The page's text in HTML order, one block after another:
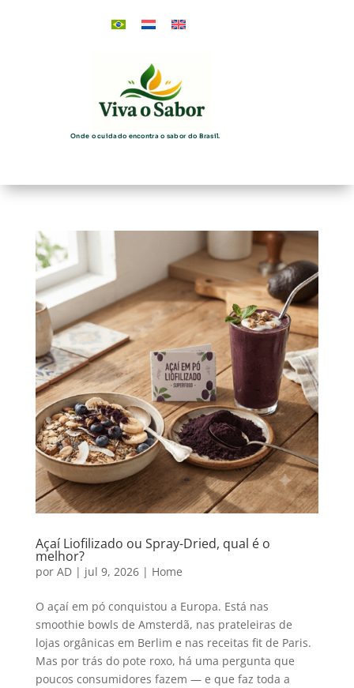
Onde o cuidado encontra o sabor do Brasil.
Açaí Liofilizado ou Spray-Dried, qual é o
melhor?
por AD| jul 9, 2026| Home
O açaí em pó conquistou a Europa. Está nas
smoothie bowls de Amsterdã, nas prateleiras de
lojas orgânicas em Berlim e nas receitas fit de Paris.
Mas por trás do pote roxo, há uma pergunta que
poucos consumidores fazem — e que faz toda a